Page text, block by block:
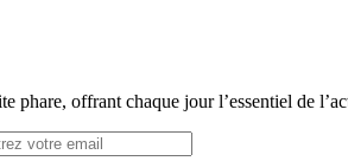
phare, offrant chaque jour l’essentiel de